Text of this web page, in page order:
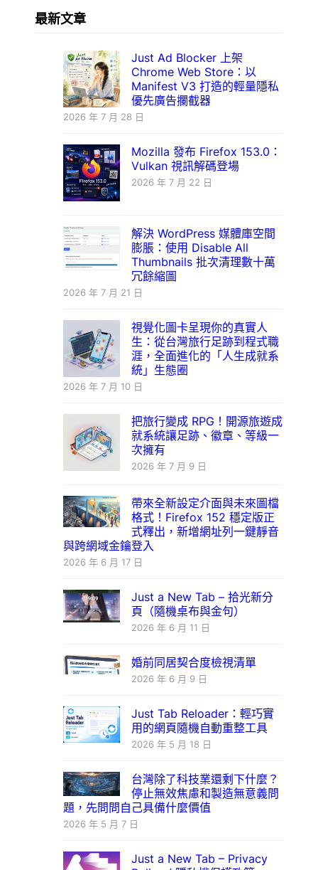
最新文章
Just Ad Blocker 上架
Chrome Web Store：以
Manifest V3 打造的輕量隱私
優先廣告攔截器
2026 年 7 月 28 日
Mozilla 發布 Firefox 153.0：
Vulkan 視訊解碼登場
2026 年 7 月 22 日
解決 WordPress 媒體庫空間
膨脹：使用 Disable All
Thumbnails 批次清理數十萬
冗餘縮圖
2026 年 7 月 21 日
視覺化圖卡呈現你的真實人
生：從台灣旅行足跡到程式職
涯，全面進化的「人生成就系
統」生態圈
2026 年 7 月 10 日
把旅行變成 RPG！開源旅遊成
就系統讓足跡、徽章、等級一
次擁有
2026 年 7 月 9 日
帶來全新設定介面與未來圖檔
格式！Firefox 152 穩定版正
式釋出，新增網址列一鍵靜音
與跨網域金鑰登入
2026 年 6 月 17 日
Just a New Tab – 拾光新分
頁（隨機桌布與金句）
2026 年 6 月 11 日
婚前同居契合度檢視清單
2026 年 6 月 9 日
Just Tab Reloader：輕巧實
用的網頁隨機自動重整工具
2026 年 5 月 18 日
台灣除了科技業還剩下什麼？
停止無效焦慮和製造無意義問
題，先問問自己具備什麼價值
2026 年 5 月 7 日
Just a New Tab – Privacy